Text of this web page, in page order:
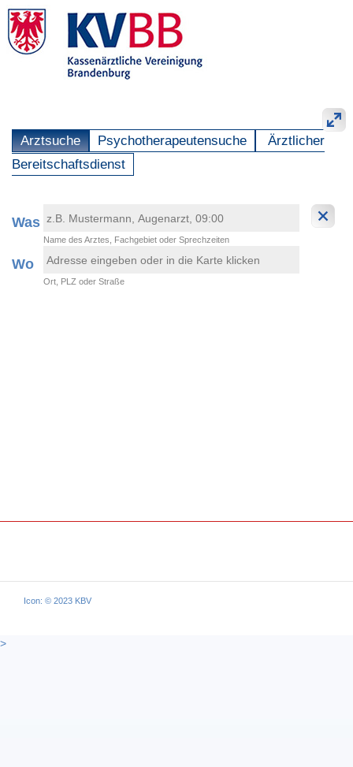
Arztsuche Psychotherapeutensuche
Ärztlicher
Bereitschaftsdienst
Was
Name des Arztes, Fachgebiet oder Sprechzeiten
Wo
Ort, PLZ oder Straße
Icon: © 2023 KBV
>